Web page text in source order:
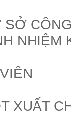
NHIỆM
XUẤT